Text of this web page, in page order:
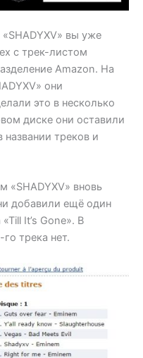
вы уже
с трек-листом
Amazon. На
они
это в несколько
диске они оставили
треков и
«SHADYXV» вновь
добавили ещё один
It’s Gone». В
трека нет.